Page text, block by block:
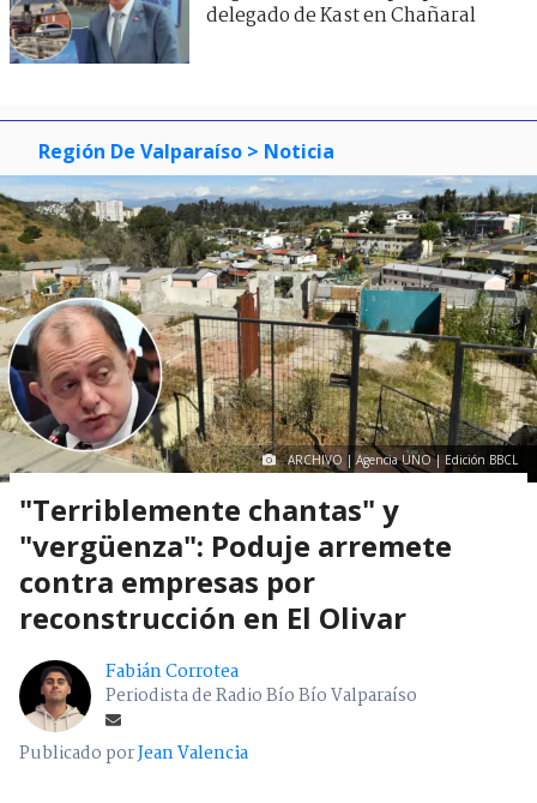
delegado de Kast en Chañaral
Región De Valparaíso > Noticia
ARCHIVO | Agencia UNO | Edición BBCL
"Terriblemente chantas" y
"vergüenza": Poduje arremete
contra empresas por
reconstrucción en El Olivar
Fabián Corrotea
Periodista de Radio Bío Bío Valparaíso
Publicado porJean Valencia